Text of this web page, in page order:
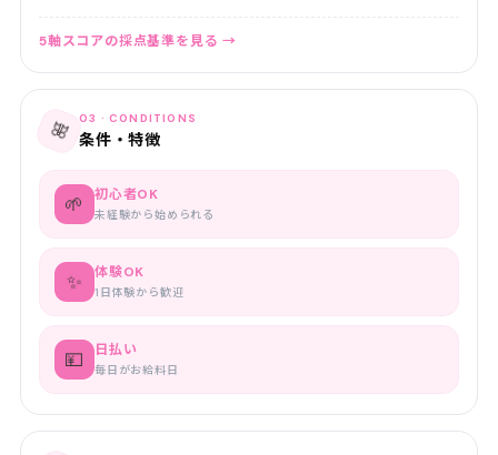
5軸スコアの採点基準を見る →
🎀 03 · CONDITIONS
条件・特徴
🌱 初心者OK
未経験から始められる
✨ 体験OK
1日体験から歓迎
💴 日払い
毎日がお給料日